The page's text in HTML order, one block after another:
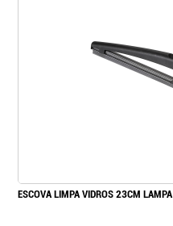
ESCOVA LIMPA VIDROS 23CM LAMPA